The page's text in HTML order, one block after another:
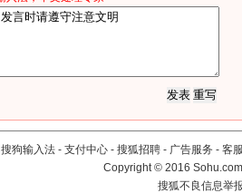
搜狗输入法 - 支付中心 - 搜狐招聘 - 广告服务 - 客
Copyright©2016
搜狐不良信息举